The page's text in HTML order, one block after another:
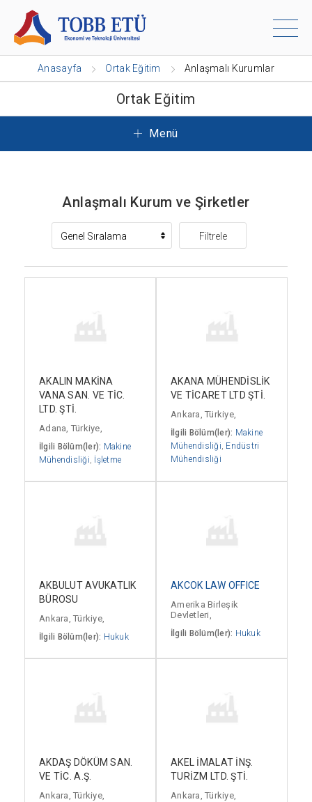
Anasayfa Ortak Eğitim Anlaşmalı Kurumlar
Ortak Eğitim
Menü
Anlaşmalı Kurum ve Şirketler
Filtrele
AKALIN MAKİNA
VANA SAN. VE TİC.
LTD. ŞTİ.
Adana, Türkiye,
İlgili Bölüm(ler): Makine
Mühendisliği, İşletme
AKANA MÜHENDİSLİK
VE TİCARET LTD ŞTİ.
Ankara, Türkiye,
İlgili Bölüm(ler): Makine
Mühendisliği, Endüstri
Mühendisliği
AKBULUT AVUKATLIK
BÜROSU
Ankara, Türkiye,
İlgili Bölüm(ler): Hukuk
AKCOK LAW OFFICE
Amerika Birleşik
Devletleri,
İlgili Bölüm(ler): Hukuk
AKDAŞ DÖKÜM SAN.
VE TİC. A.Ş.
Ankara, Türkiye,
AKEL İMALAT İNŞ.
TURİZM LTD. ŞTİ.
Ankara, Türkiye,